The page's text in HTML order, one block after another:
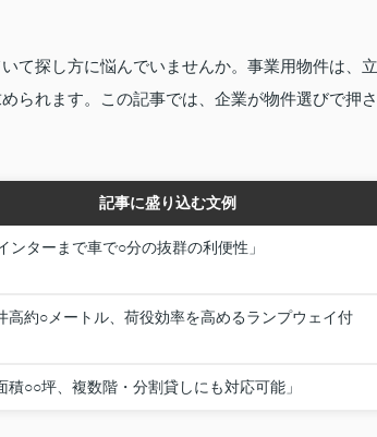
て探し方に悩んでいませんか。事業用物件は、立
られます。この記事では、企業が物件選びで押さ
記事に盛り込む文例
ンターまで車で○分の抜群の利便性」
高約○メートル、荷役効率を高めるランプウェイ付
積○○坪、複数階・分割貸しにも対応可能」